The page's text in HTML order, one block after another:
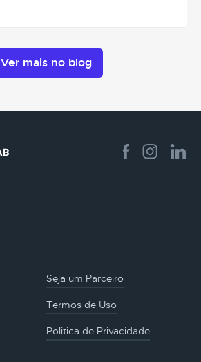
Ver mais no blog
Seja um Parceiro
Termos de Uso
Politica de Privacidade